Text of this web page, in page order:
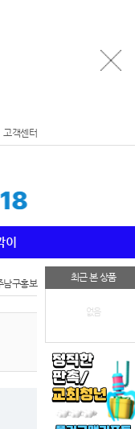
고객센터
이
최근 본 상품
없음
남구홍보